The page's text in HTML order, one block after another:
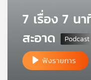
เครือ7 เรื่อง 7 น
สะอาด
ฟังรายการ